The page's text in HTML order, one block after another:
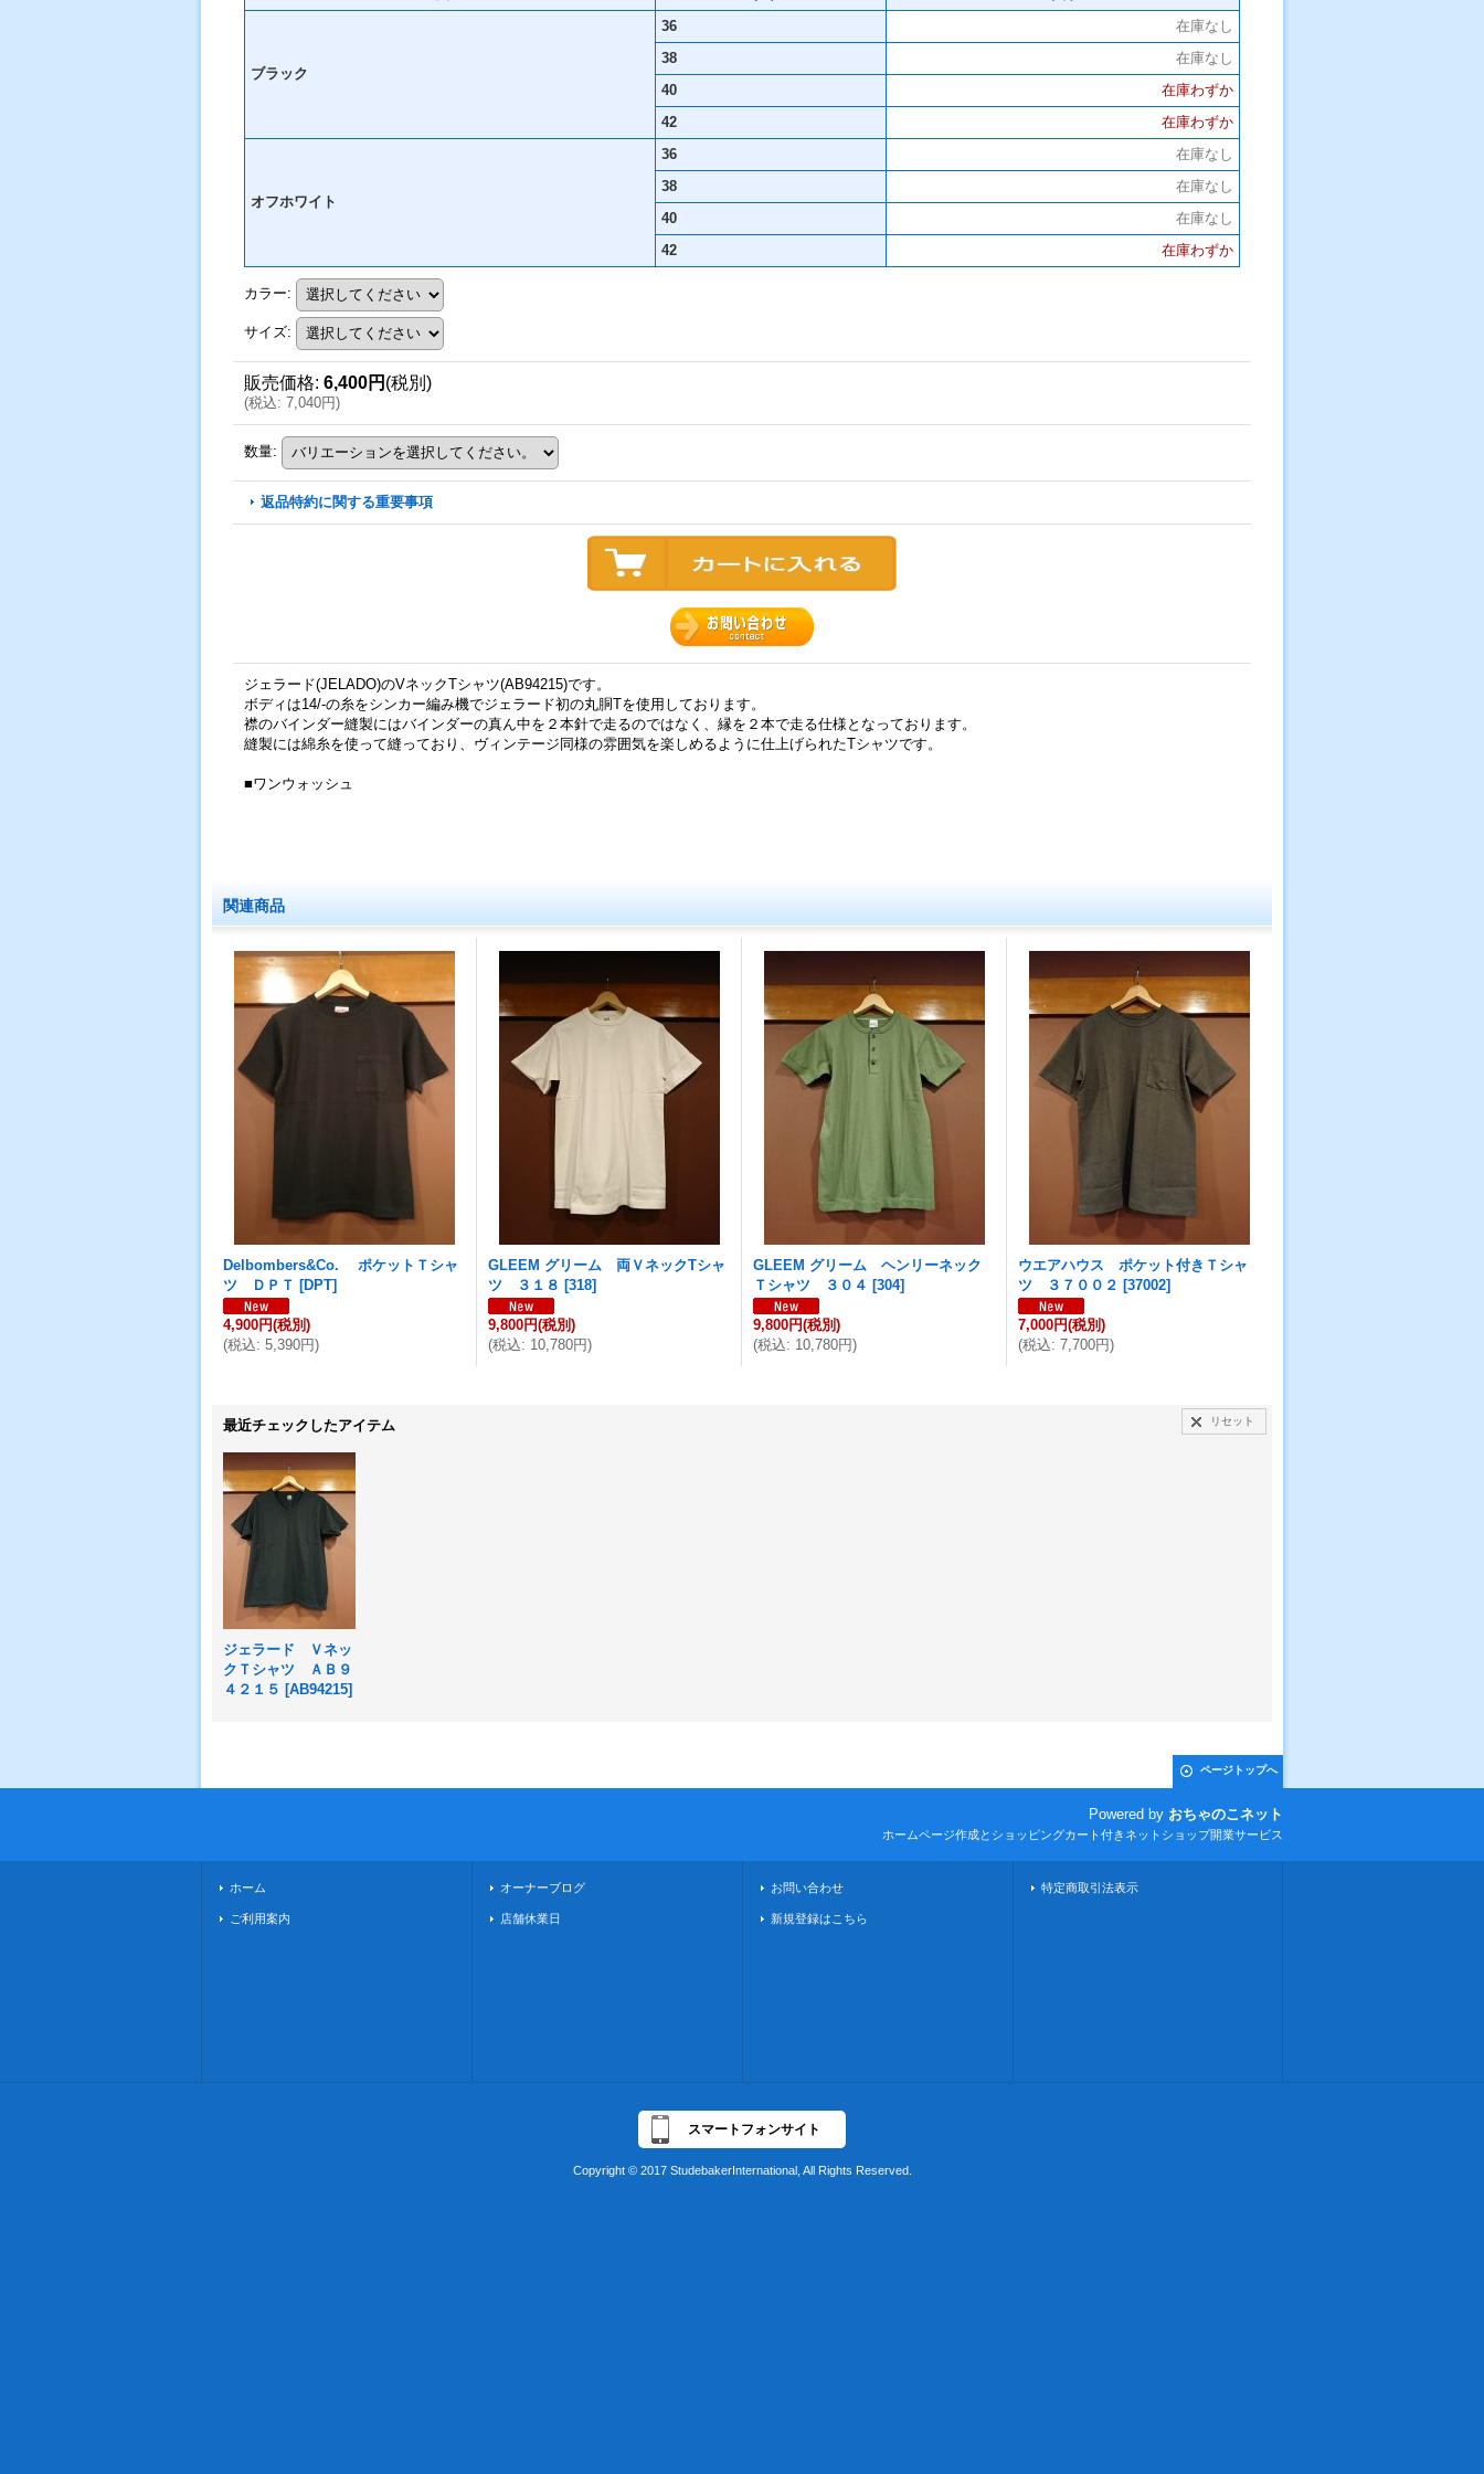
ブラック
36
在庫なし
38
在庫なし
40
在庫わずか
42
在庫わずか
オフホワイト
36
在庫なし
38
在庫なし
40
在庫なし
42
在庫わずか
カラー:
サイズ:
販売価格: 6,400円 (税別)
(税込: 7,040円)
数量:
返品特約に関する重要事項
ジェラード(JELADO)のVネックTシャツ(AB94215)です。
ボディは14/-の糸をシンカー編み機でジェラード初の丸胴Tを使用しております。
襟のバインダー縫製にはバインダーの真ん中を２本針で走るのではなく、縁を２本で走る仕様となっております。
縫製には綿糸を使って縫っており、ヴィンテージ同様の雰囲気を楽しめるように仕上げられたTシャツです。
■ワンウォッシュ
関連商品
Delbombers&Co. ポケットＴシャ
ツ ＤＰＴ [DPT]
4,900円(税別)
(税込: 5,390円)
GLEEM グリーム 両ＶネックTシャ
ツ ３１８ [318]
9,800円(税別)
(税込: 10,780円)
GLEEM グリーム ヘンリーネック
Ｔシャツ ３０４ [304]
9,800円(税別)
(税込: 10,780円)
ウエアハウス ポケット付きＴシャ
ツ ３７００２ [37002]
7,000円(税別)
(税込: 7,700円)
最近チェックしたアイテム リセット
ジェラード Ｖネッ
クＴシャツ ＡＢ９
４２１５ [AB94215]
ページトップへ
Powered by おちゃのこネット
ホームページ作成とショッピングカート付きネットショップ開業サービス
ホーム
ご利用案内
オーナーブログ
店舗休業日
お問い合わせ
新規登録はこちら
特定商取引法表示
スマートフォンサイト
Copyright © 2017 StudebakerInternational, All Rights Reserved.